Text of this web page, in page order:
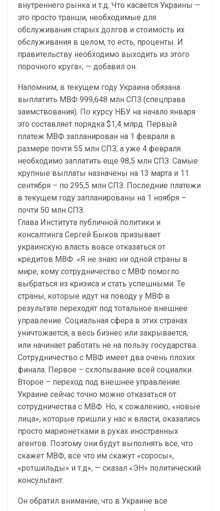
внутреннего рынка и т.д. Что касается Украины —
это просто транши, необходимые для
обслуживания старых долгов и стоимость их
обслуживания в целом, то есть, проценты. И
правительству необходимо выходить из этого
порочного круга», — добавил он.
Напомним, в текущем году Украина обязана
выплатить МВФ 999,648 млн СПЗ (спецправа
заимствования). По курсу НБУ на начало января
это составляет порядка $1,4 млрд. Первый
платеж МВФ запланирован на 1 февраля в
размере почти 55 млн СПЗ, а уже 4 февраля
необходимо заплатить еще 98,5 млн СПЗ. Самые
крупные выплаты назначены на 13 марта и 11
сентября – по 295,5 млн СПЗ. Последние платежи
в текущем году запланированы на 1 ноября –
почти 50 млн СПЗ.
Глава Института публичной политики и
консалтинга Сергей Быков призывает
украинскую власть вовсе отказаться от
кредитов МВФ. «Я не знаю ни одной страны в
мире, кому сотрудничество с МВФ помогло
выбраться из кризиса и стать успешными. Те
страны, которые идут на поводу у МВФ в
результате переходят под тотальное внешнее
управление. Социальная сфера в этих странах
уничтожается, а весь бизнес или закрывается,
или начинает работать не на пользу государства.
Сотрудничество с МВФ имеет два очень плохих
финала. Первое – схлопывание всей социалки.
Второе – переход под внешнее управление.
Украине сейчас точно можно отказаться от
сотрудничества с МВФ. Но, к сожалению, «новые
лица», которые пришли у нас к власти, оказались
просто марионетками в руках иностранных
агентов. Поэтому они будут выполнять все, что
скажет МВФ, все что им скажут «соросы»,
«ротшильды» и т.д», — сказал «ЭН» политический
консультант.
Он обратил внимание, что в Украине все